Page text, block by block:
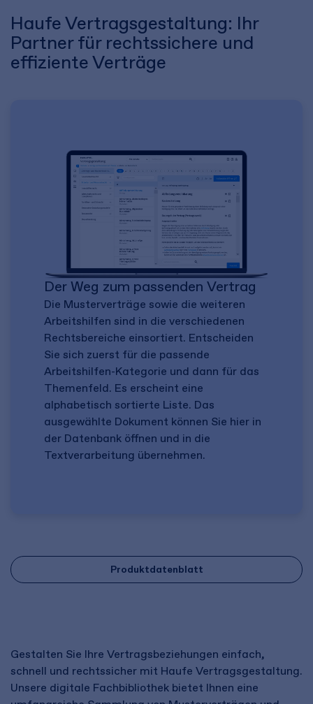
Haufe Vertragsgestaltung: Ihr
Partner für rechtssichere und
effiziente Verträge
Der Weg zum passenden Vertrag
Die Musterverträge sowie die weiteren
Arbeitshilfen sind in die verschiedenen
Rechtsbereiche einsortiert. Entscheiden
Sie sich zuerst für die passende
Arbeitshilfen-Kategorie und dann für das
Themenfeld. Es erscheint eine
alphabetisch sortierte Liste. Das
ausgewählte Dokument können Sie hier in
der Datenbank öffnen und in die
Textverarbeitung übernehmen.
Produktdatenblatt
Gestalten Sie Ihre Vertragsbeziehungen einfach,
schnell und rechtssicher mit Haufe Vertragsgestaltung.
Unsere digitale Fachbibliothek bietet Ihnen eine